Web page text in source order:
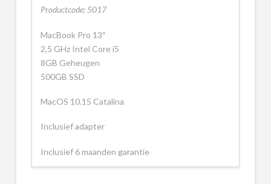
Productcode: 5017
MacBook Pro 13″
2,5 GHz Intel Core i5
8GB Geheugen
500GB SSD
MacOS 10.15 Catalina
Inclusief adapter
Inclusief 6 maanden garantie